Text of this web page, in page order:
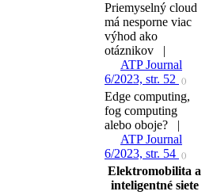
Priemyselný cloud
má nesporne viac
výhod ako
otáznikov |
ATP Journal
6/2023, str. 52
()
Edge computing,
fog computing
alebo oboje? |
ATP Journal
6/2023, str. 54
()
Elektromobilita a
inteligentné siete